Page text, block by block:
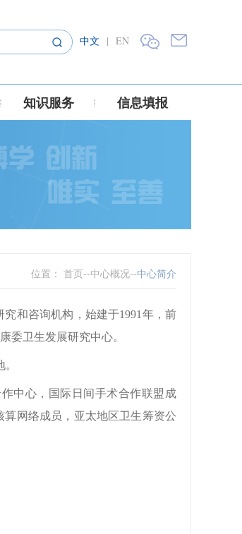
中文 | EN
知识服务 信息填报
位置： 首页--中心概况--中心简介
和咨询机构，始建于1991年，前
委卫生发展研究中心。
中心，国际日间手术合作联盟成
网络成员，亚太地区卫生筹资公